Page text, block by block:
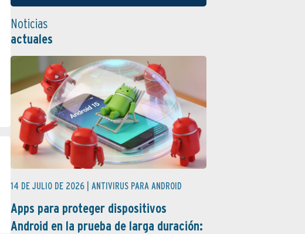
Noticias
actuales
14 DE JULIO DE 2026 | ANTIVIRUS PARA ANDROID
Apps para proteger dispositivos
Android en la prueba de larga duración: